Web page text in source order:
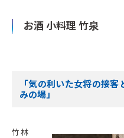
お酒 小料理 竹泉
「気の利いた女将の接
みの場」
竹林